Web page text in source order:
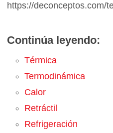
https://deconceptos.com/
Continúa leyendo:
Térmica
Termodinámica
Calor
Retráctil
Refrigeración